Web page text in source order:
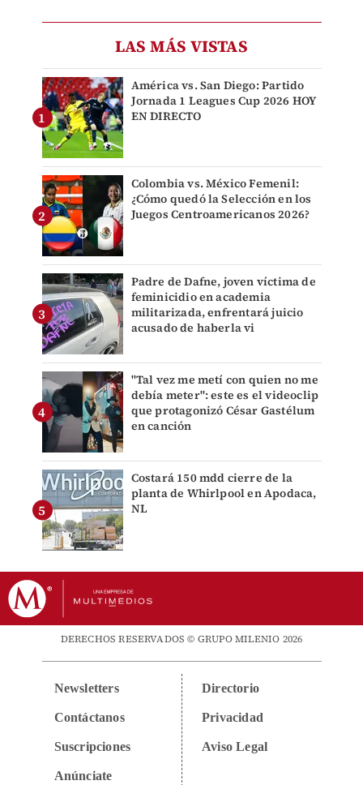
LAS MÁS VISTAS
América vs. San Diego: Partido
Jornada 1 Leagues Cup 2026 HOY
EN DIRECTO
Colombia vs. México Femenil:
¿Cómo quedó la Selección en los
Juegos Centroamericanos 2026?
Padre de Dafne, joven víctima de
feminicidio en academia
militarizada, enfrentará juicio
acusado de haberla vi
"Tal vez me metí con quien no me
debía meter": este es el videoclip
que protagonizó César Gastélum
en canción
Costará 150 mdd cierre de la
planta de Whirlpool en Apodaca,
NL
DERECHOS RESERVADOS © GRUPO MILENIO 2026
Newsletters
Contáctanos
Suscripciones
Anúnciate
Directorio
Privacidad
Aviso Legal